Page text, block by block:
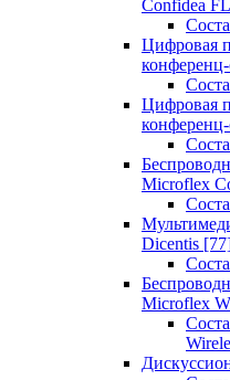
Confidea
Цифровая
Цифровая
Microflex
Dicentis
Microflex